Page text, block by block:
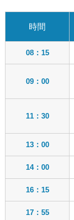
時間
08：15
09：00
11：30
13：00
14：00
16：15
17：55